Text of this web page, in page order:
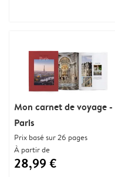
Mon carnet de voyage -
Paris
Prix basé sur 26 pages
À partir de
28,99 €